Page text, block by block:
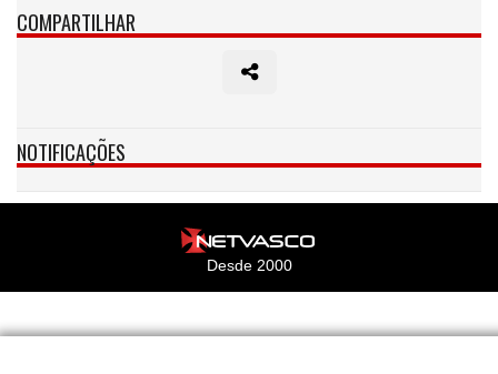
COMPARTILHAR
NOTIFICAÇÕES
Desde 2000